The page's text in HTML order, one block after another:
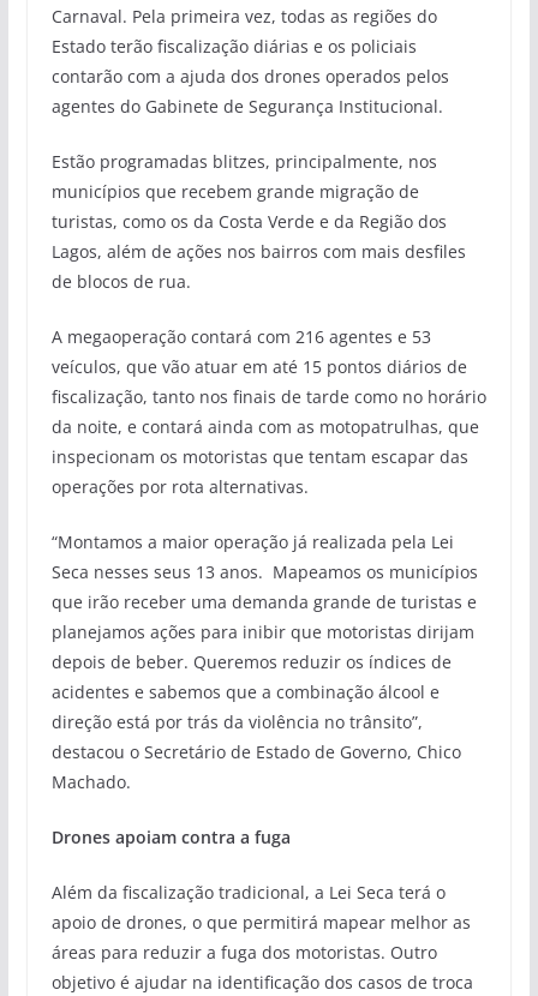
Carnaval. Pela primeira vez, todas as regiões do
Estado terão fiscalização diárias e os policiais
contarão com a ajuda dos drones operados pelos
agentes do Gabinete de Segurança Institucional.
Estão programadas blitzes, principalmente, nos
municípios que recebem grande migração de
turistas, como os da Costa Verde e da Região dos
Lagos, além de ações nos bairros com mais desfiles
de blocos de rua.
A megaoperação contará com 216 agentes e 53
veículos, que vão atuar em até 15 pontos diários de
fiscalização, tanto nos finais de tarde como no horário
da noite, e contará ainda com as motopatrulhas, que
inspecionam os motoristas que tentam escapar das
operações por rota alternativas.
“Montamos a maior operação já realizada pela Lei
Seca nesses seus 13 anos. Mapeamos os municípios
que irão receber uma demanda grande de turistas e
planejamos ações para inibir que motoristas dirijam
depois de beber. Queremos reduzir os índices de
acidentes e sabemos que a combinação álcool e
direção está por trás da violência no trânsito”,
destacou o Secretário de Estado de Governo, Chico
Machado.
Drones apoiam contra a fuga
Além da fiscalização tradicional, a Lei Seca terá o
apoio de drones, o que permitirá mapear melhor as
áreas para reduzir a fuga dos motoristas. Outro
objetivo é ajudar na identificação dos casos de troca